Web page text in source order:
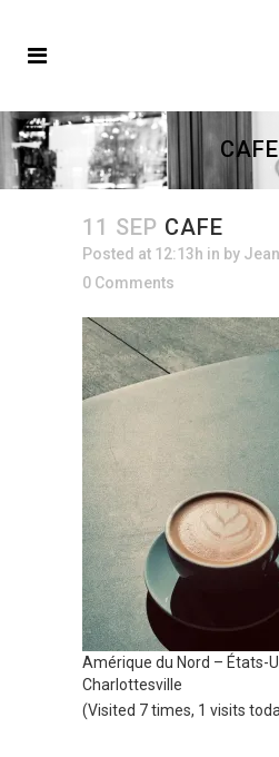
CAFE
11 SEP CAFE
Posted at 12:13h in by
0 Comments
Amérique du Nord – États-
Charlottesville
(Visited 7 times, 1 visits